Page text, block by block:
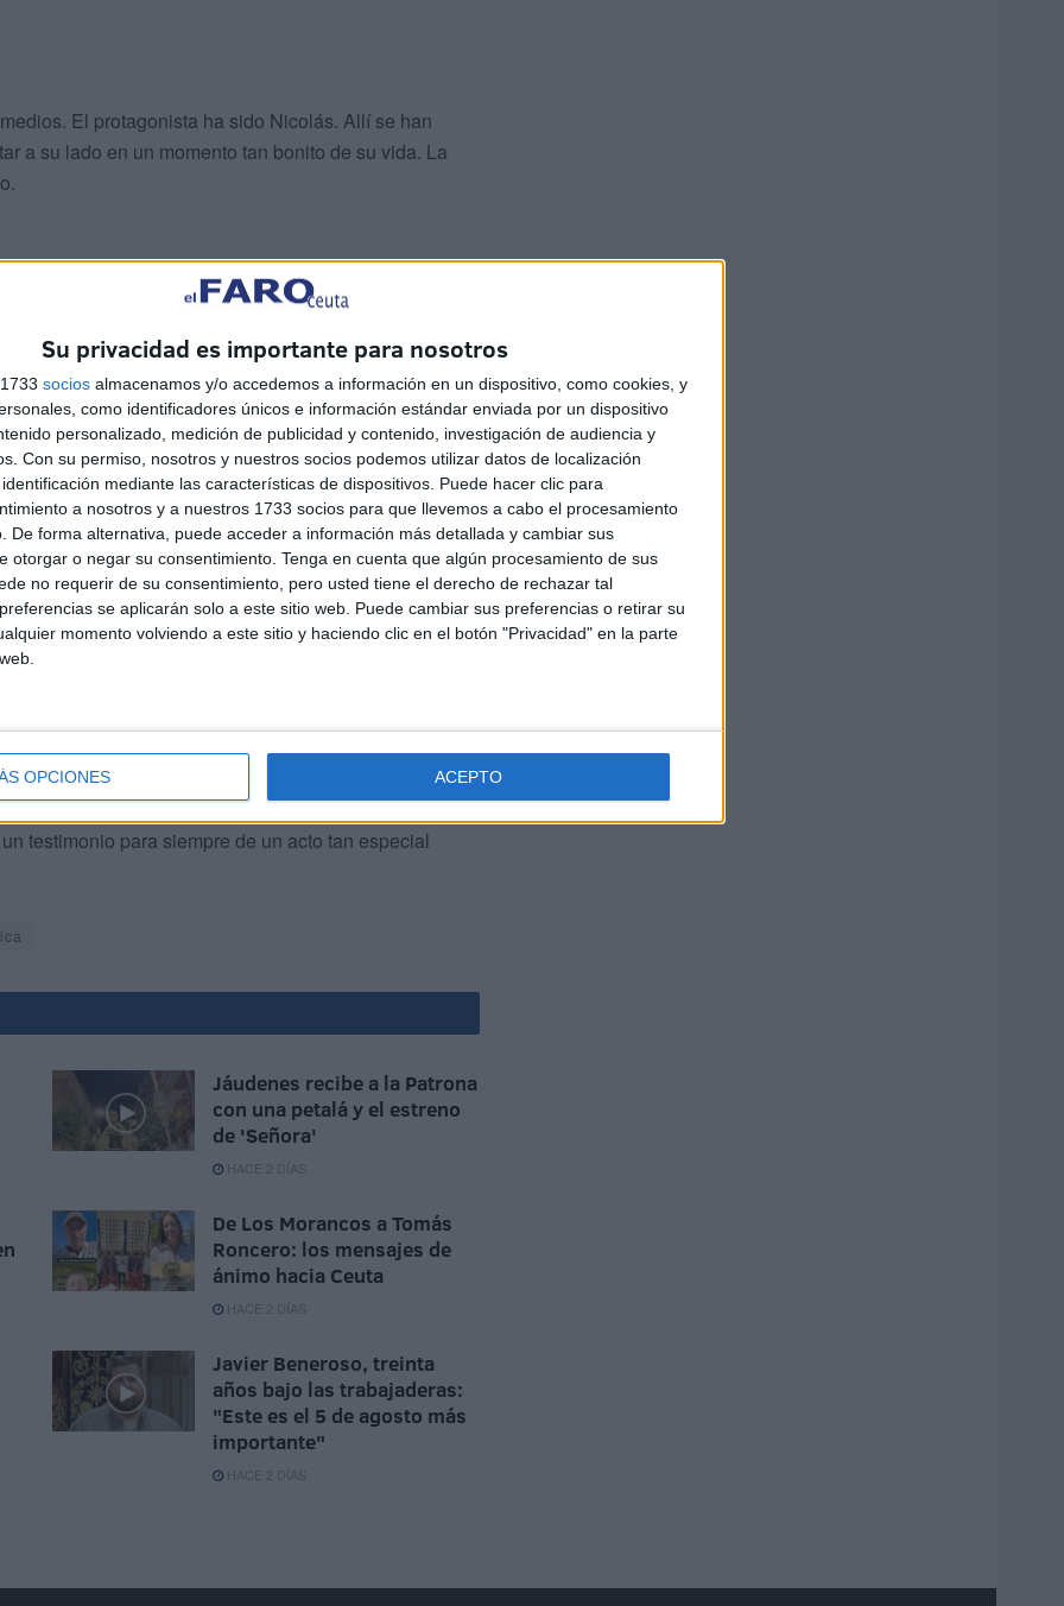
Su privacidad es importante para nosotros
socios almacenamos y/o accedemos a información en un dispositivo, como cookies, y
como identificadores únicos e información estándar enviada por un dispositivo
personalizado, medición de publicidad y contenido, investigación de audiencia y
Con su permiso, nosotros y nuestros socios podemos utilizar datos de localización
mediante las características de dispositivos. Puede hacer clic para
a nosotros y a nuestros 1733 socios para que llevemos a cabo el procesamiento
De forma alternativa, puede acceder a información más detallada y cambiar sus
otorgar o negar su consentimiento. Tenga en cuenta que algún procesamiento de sus
no requerir de su consentimiento, pero usted tiene el derecho de rechazar tal
se aplicarán solo a este sitio web. Puede cambiar sus preferencias o retirar su
momento volviendo a este sitio y haciendo clic en el botón "Privacidad" en la parte
OPCIONES ACEPTO
El protagonista ha sido Nicolás. Allí se han
a su lado en un momento tan bonito de su vida. La
las sonrisas y las miradas de ternura hacia los
camino, uno de los más importantes de sus vidas.
presenteEl Faro de Ceutaparacaptar todos
no se ha perdido ningún detalle de estos bautizos
octubre. ¡Enhorabuena a todas las familias
en nuestra edición impresa de este domingo 13 de
de lo vivido durante la mañana de este sábado
testimonio para siempre de un acto tan especial
Jáudenes recibe a la Patrona
con una petalá y el estreno
de 'Señora'
HACE 2 DÍAS
De Los Morancos a Tomás
Roncero: los mensajes de
ánimo hacia Ceuta
HACE 2 DÍAS
Javier Beneroso, treinta
años bajo las trabajaderas:
"Este es el 5 de agosto más
importante"
HACE 2 DÍAS